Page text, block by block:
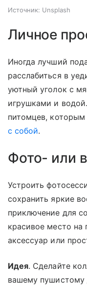
Источник: Unsplash
Личное
Иногда лучший
расслабиться в
уютный уголок с
игрушками и
питомцев, которым
с собой.
Фото- или
Устроить
сохранить яркие
приключение для
красивое место
аксессуар или
Идея. Сделайте
вашему пушистому